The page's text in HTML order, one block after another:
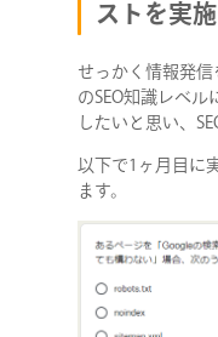
ストを実施
せっかく情報発
のSEO知識レベ
したいと思い、
以下で1ヶ月目に
ます。